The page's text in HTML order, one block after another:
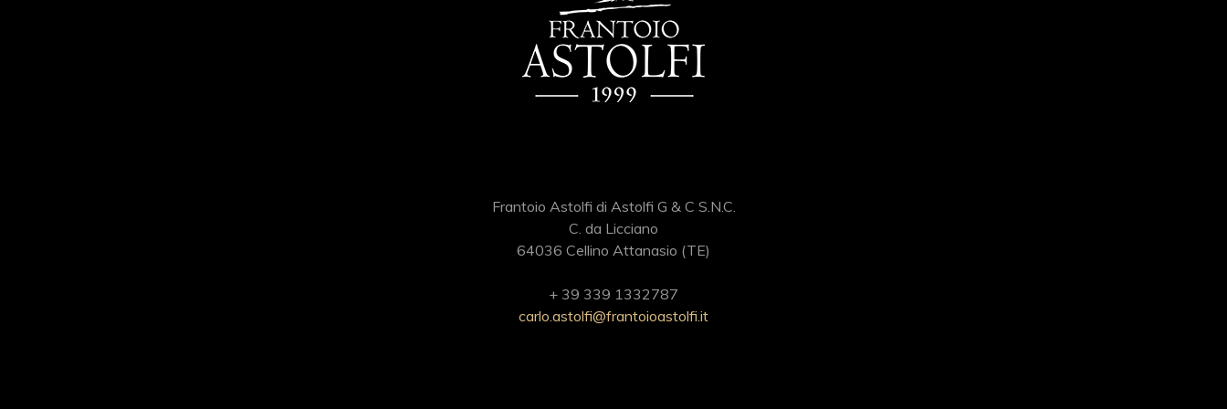
Frantoio Astolfi di Astolfi G & C S.N.C.
C. da Licciano
64036 Cellino Attanasio (TE)
+ 39 339 1332787
carlo.astolfi@frantoioastolfi.it